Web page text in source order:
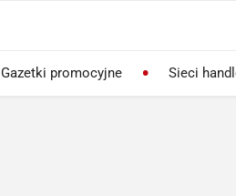
Gazetki promocyjne Sieci